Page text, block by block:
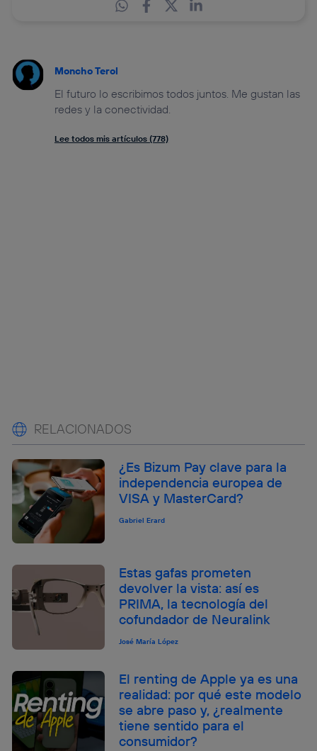
Moncho Terol
El futuro lo escribimos todos juntos. Me gustan las
redes y la conectividad.
Lee todos mis artículos (778)
RELACIONADOS
¿Es Bizum Pay clave para la
independencia europea de
VISA y MasterCard?
Gabriel Erard
Estas gafas prometen
devolver la vista: así es
PRIMA, la tecnología del
cofundador de Neuralink
José María López
El renting de Apple ya es una
realidad: por qué este modelo
se abre paso y, ¿realmente
tiene sentido para el
consumidor?